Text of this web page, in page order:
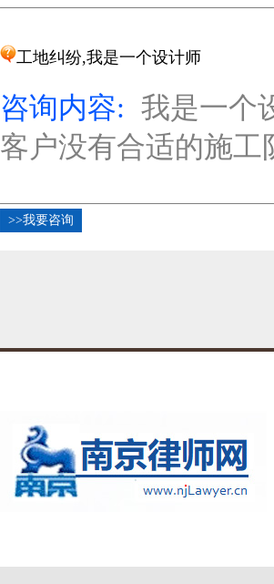
工地纠纷,我是一个设计师
咨询内容: 我是一个
客户没有合适的施
>>我要咨询